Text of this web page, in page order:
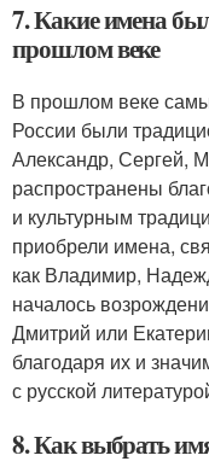
7. Какие имена
прошлом веке
В прошлом веке
России были
Александр, Сергей,
распространены
и культурным
приобрели имена,
как Владимир,
началось
Дмитрий или
благодаря их и
с русской
8. Как выбрать